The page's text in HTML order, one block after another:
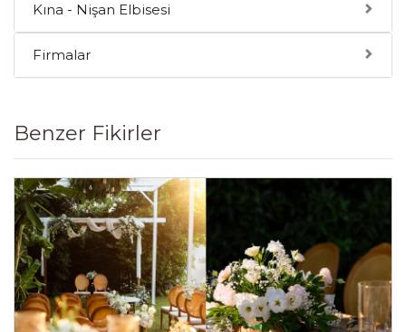
Kına - Nişan Elbisesi
Firmalar
Benzer Fikirler